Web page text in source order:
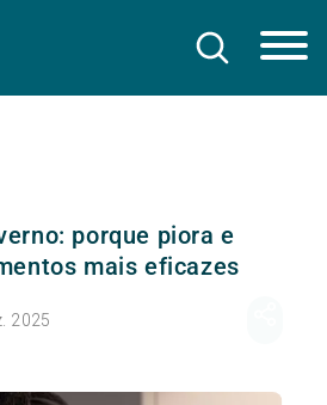
porque piora e
mais eficazes
2025